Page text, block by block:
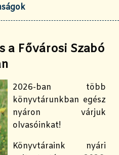
Fővárosi Szabó
2026-ban több
könyvtárunkban egész
nyáron várjuk
olvasóinkat!
Könyvtáraink nyári